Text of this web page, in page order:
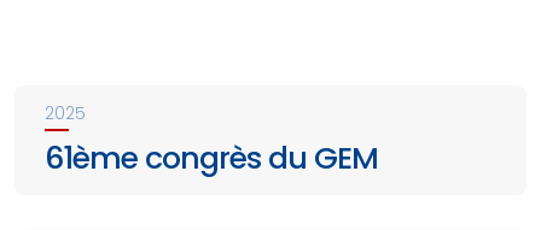
2025
61ème congrès du GEM